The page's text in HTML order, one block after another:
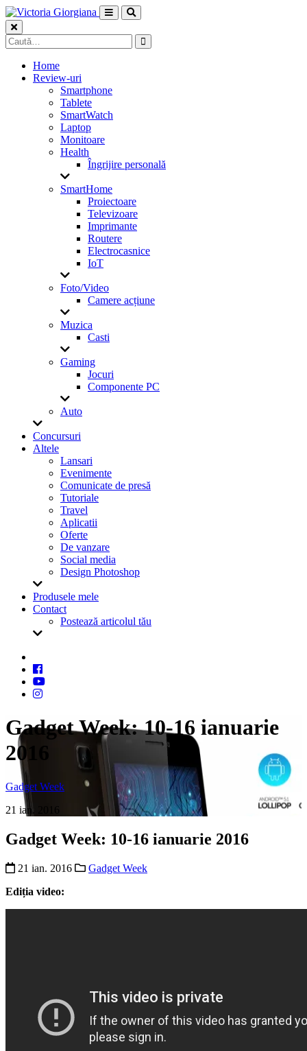
Skip
to
content
Caută
după:
Home
Review-uri
Smartphone
Tablete
SmartWatch
Laptop
Monitoare
Health
Îngrijire personală
SmartHome
Proiectoare
Televizoare
Imprimante
Routere
Electrocasnice
IoT
Foto/Video
Camere acțiune
Muzica
Casti
Gaming
Jocuri
Componente PC
Auto
Concursuri
Altele
Lansari
Evenimente
Comunicate de presă
Tutoriale
Travel
Aplicatii
Oferte
De vanzare
Social media
Design Photoshop
Produsele mele
Contact
Postează articolul tău
Gadget Week: 10-16 ianuarie
2016
Gadget Week
21 ian. 2016
Gadget Week: 10-16 ianuarie 2016
21 ian. 2016
Gadget Week
Ediția video: